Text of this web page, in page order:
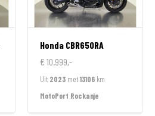
Honda CBR650RA
€ 10.999,-
Uit 2023 met13106 km
MotoPort Rockanje